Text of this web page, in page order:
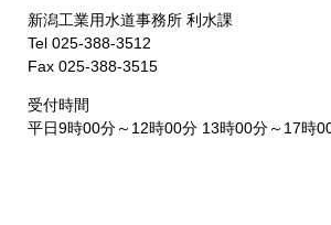
新潟工業用水道事務所 利水課
Tel 025-388-3512
Fax 025-388-3515
受付時間
平日9時00分～12時00分 13時00分～17時